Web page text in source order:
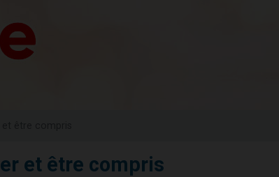
viennent de faire un don pour Sauvez la jambe de Yohan
pour étudier en groupe sur Zoom
dans Torah-Box Music
de demander une bénédiction
et être compris